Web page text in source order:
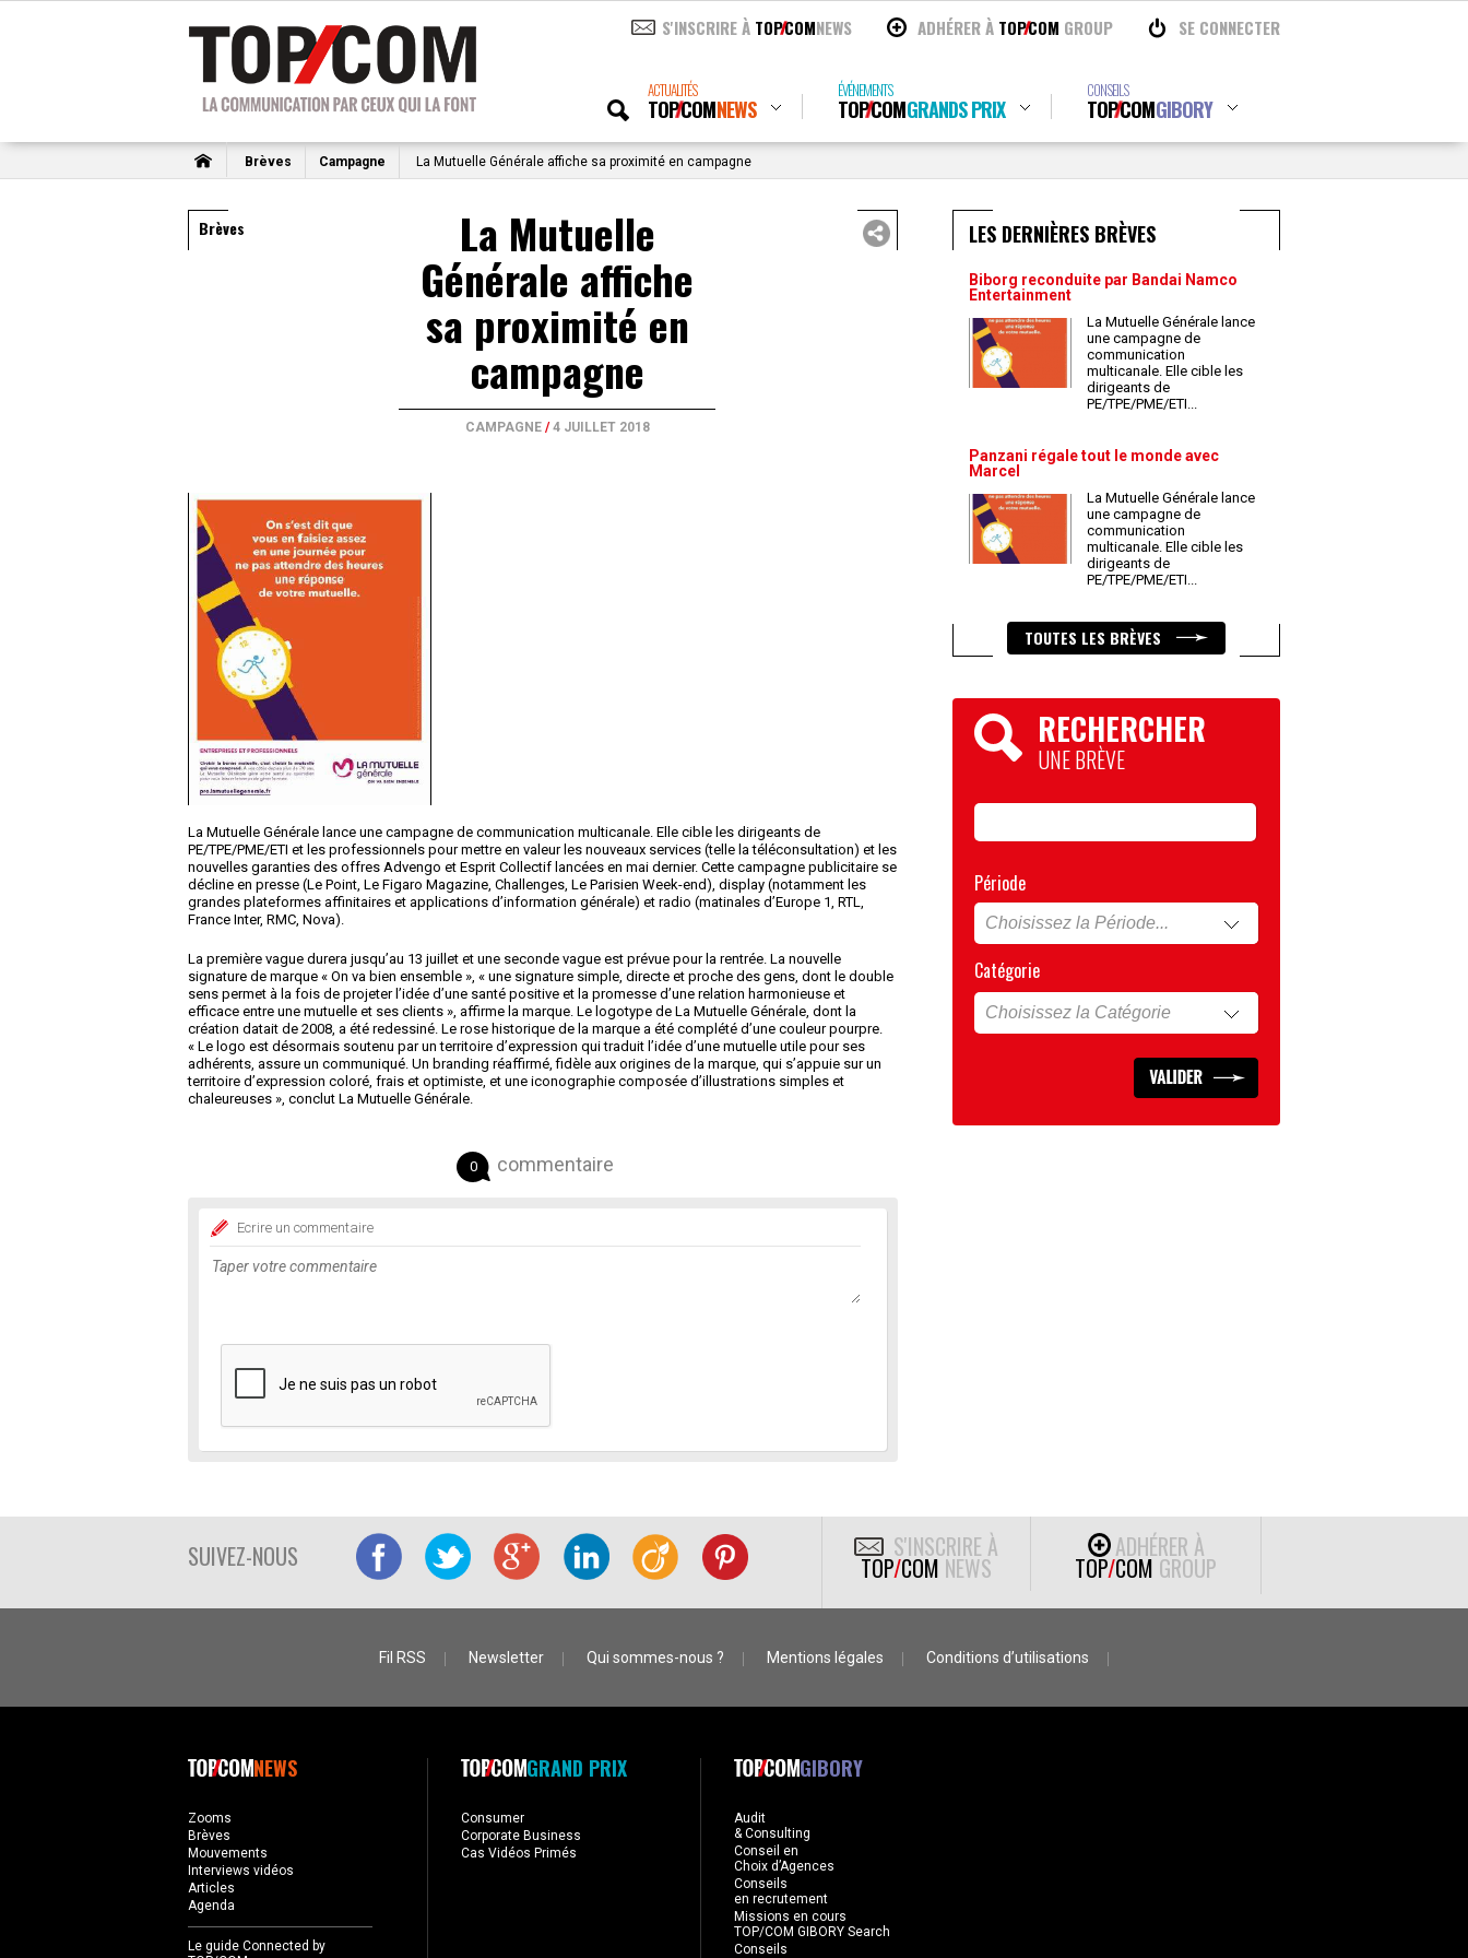
S'INSCRIRE À TOPCOMNEWS ADHÉRER À TOPCOM GROUP SE CONNECTER
ACTUALITÉS
TOPCOMNEWS
ÉVÉNEMENTS
TOPCOMGRANDS PRIX
CONSEILS
TOPCOMGIBORY
Brèves Campagne La Mutuelle Générale affiche sa proximité en campagne
Brèves La Mutuelle
Générale affiche
sa proximité en
campagne
CAMPAGNE/4 JUILLET 2018
La Mutuelle Générale lance une campagne de communication multicanale. Elle cible les dirigeants de
PE/TPE/PME/ETI et les professionnels pour mettre en valeur les nouveaux services (telle la téléconsultation) et les
nouvelles garanties des offres Advengo et Esprit Collectif lancées en mai dernier. Cette campagne publicitaire se
décline en presse (Le Point, Le Figaro Magazine, Challenges, Le Parisien Week-end), display (notamment les
grandes plateformes affinitaires et applications d’information générale) et radio (matinales d’Europe 1, RTL,
France Inter, RMC, Nova).
La première vague durera jusqu’au 13 juillet et une seconde vague est prévue pour la rentrée. La nouvelle
signature de marque « On va bien ensemble », « une signature simple, directe et proche des gens, dont le double
sens permet à la fois de projeter l’idée d’une santé positive et la promesse d’une relation harmonieuse et
efficace entre une mutuelle et ses clients », affirme la marque. Le logotype de La Mutuelle Générale, dont la
création datait de 2008, a été redessiné. Le rose historique de la marque a été complété d’une couleur pourpre.
« Le logo est désormais soutenu par un territoire d’expression qui traduit l’idée d’une mutuelle utile pour ses
adhérents, assure un communiqué. Un branding réaffirmé, fidèle aux origines de la marque, qui s’appuie sur un
territoire d’expression coloré, frais et optimiste, et une iconographie composée d’illustrations simples et
chaleureuses », conclut La Mutuelle Générale.
0 commentaire
Ecrire un commentaire
LES DERNIÈRES BRÈVES
Biborg reconduite par Bandai Namco
Entertainment
La Mutuelle Générale lance
une campagne de
communication
multicanale. Elle cible les
dirigeants de
PE/TPE/PME/ETI...
Panzani régale tout le monde avec
Marcel
La Mutuelle Générale lance
une campagne de
communication
multicanale. Elle cible les
dirigeants de
PE/TPE/PME/ETI...
TOUTES LES BRÈVES
RECHERCHER
UNE BRÈVE
Période
Catégorie
SUIVEZ-NOUS S'INSCRIRE À
TOP/COM NEWS
ADHÉRER À
TOP/COM GROUP
Fil RSS Newsletter Qui sommes-nous ? Mentions légales Conditions d’utilisations
NEWS
Zooms
Brèves
Mouvements
Interviews vidéos
Articles
Agenda
Le guide Connected by
GRAND PRIX
Consumer
Corporate Business
Cas Vidéos Primés
GIBORY
Audit
& Consulting
Conseil en
Choix d’Agences
Conseils
en recrutement
Missions en cours
TOP/COM GIBORY Search
Conseils